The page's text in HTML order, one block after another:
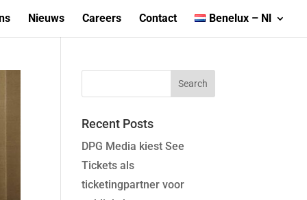
Nieuws Careers Contact Benelux – Nl
Recent Posts
DPG Media kiest See
Tickets als
ticketingpartner voor